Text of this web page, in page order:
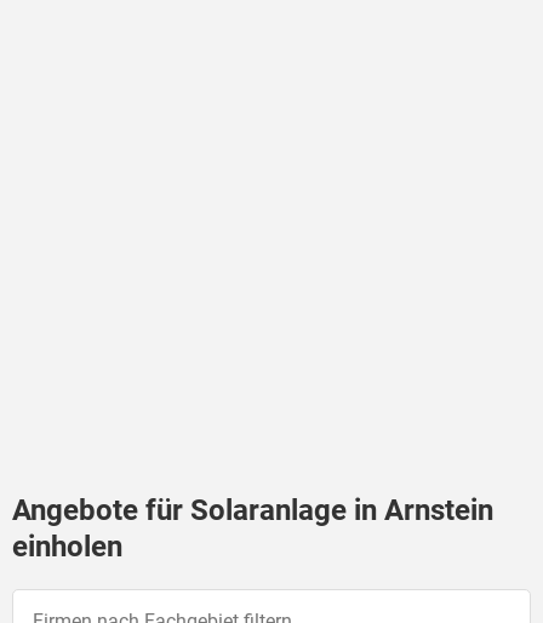
Angebote für Solaranlage in Arnstein
einholen